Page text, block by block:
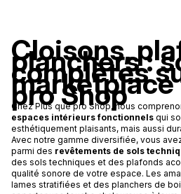
Cloisons,
planchers :
complètes
marketplace
pro Shop
Chez Plus que pro Shop, nous
espaces intérieurs fonctionnels qui
esthétiquement plaisants, mais aussi
Avec notre gamme diversifiée, vous
parmi des revêtements de sols
des sols techniques et des plafonds
qualité sonore de votre espace. Les
lames stratifiées et des planchers de